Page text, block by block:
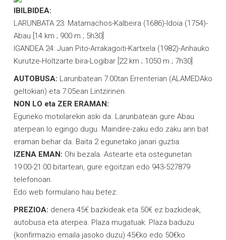
IBILBIDEA:
LARUNBATA 23: Matamachos-Kalbeira (1686)-Idoia (1754)-
Abau [14 km ; 900 m ; 5h30]
IGANDEA 24: Juan Pito-Arrakagoiti-Kartxela (1982)-Anhauko
Kurutze-Holtzarte bira-Logibar [22 km ; 1050 m ; 7h30]
AUTOBUSA: Larunbatean 7:00tan Errenterian (ALAMEDAko
geltokian) eta 7:05ean Lintzirinen.
NON LO eta ZER ERAMAN:
Eguneko motxilarekin aski da. Larunbatean gure Abau
aterpean lo egingo dugu. Maindire-zaku edo zaku arin bat
eraman behar da. Baita 2 egunetako janari guztia.
IZENA EMAN: Ohi bezala. Astearte eta ostegunetan
19:00-21:00 bitartean, gure egoitzan edo 943-527879
telefonoan.
Edo web formulario hau betez:
PREZIOA: denera 45€ bazkideak eta 50€ ez bazkideak,
autobusa eta aterpea. Plaza mugatuak. Plaza baduzu
(konfirmazio emaila jasoko duzu) 45€ko edo 50€ko